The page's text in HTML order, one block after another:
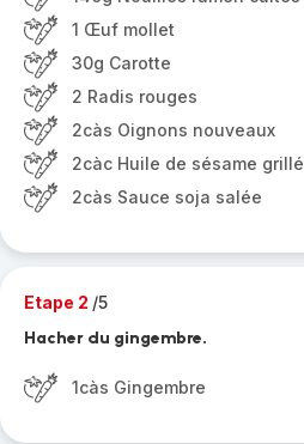
1 Œuf mollet
30g Carotte
2 Radis rouges
2càs Oignons nouveaux
2càc Huile de sésame grillé
2càs Sauce soja salée
Etape 2 /5
Hacher du gingembre.
1càs Gingembre